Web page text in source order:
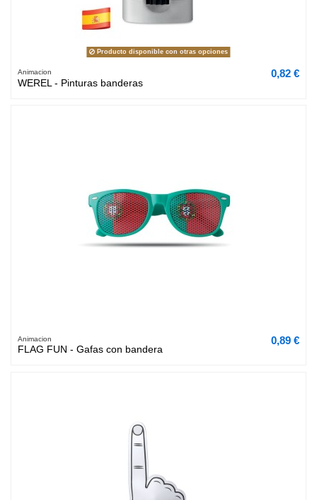
Producto disponible con otras opciones
Animacion
WEREL - Pinturas banderas
0,82 €
Animacion
FLAG FUN - Gafas con bandera
0,89 €